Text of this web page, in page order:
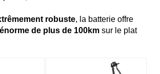
robuste, la batterie offre
énorme de plus de 100km sur le plat